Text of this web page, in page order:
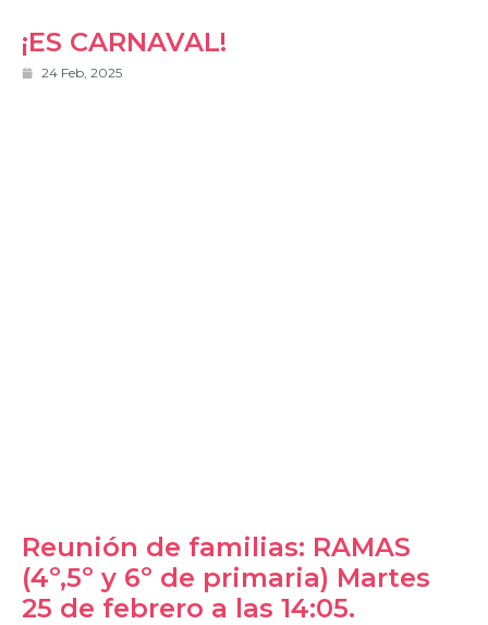
¡ES CARNAVAL!
24 Feb, 2025
Reunión de familias: RAMAS
(4º,5º y 6º de primaria) Martes
25 de febrero a las 14:05.